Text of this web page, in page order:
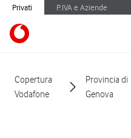
Privati P.IVA e Aziende
Copertura
Vodafone
Provincia di
Genova